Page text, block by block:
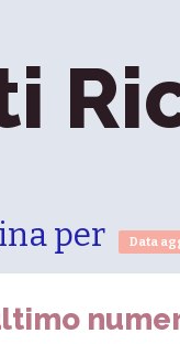
per Data